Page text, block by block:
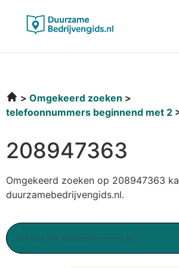
Omgekeerd zoeken
telefoonnummers beginnend met 2
208947363
Omgekeerd zoeken op 208947363
duurzamebedrijvengids.nl.